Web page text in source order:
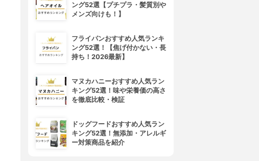
ング52選【プチプラ・髪質別や
メンズ向けも！】
フライパンおすすめ人気ランキ
ング52選！【焦げ付かない・長
持ち！2026最新】
マヌカハニーおすすめ人気ラン
キング52選！味や栄養価の高さ
を徹底比較・検証
ドッグフードおすすめ人気ラン
キング52選！無添加・アレルギ
ー対策商品を紹介